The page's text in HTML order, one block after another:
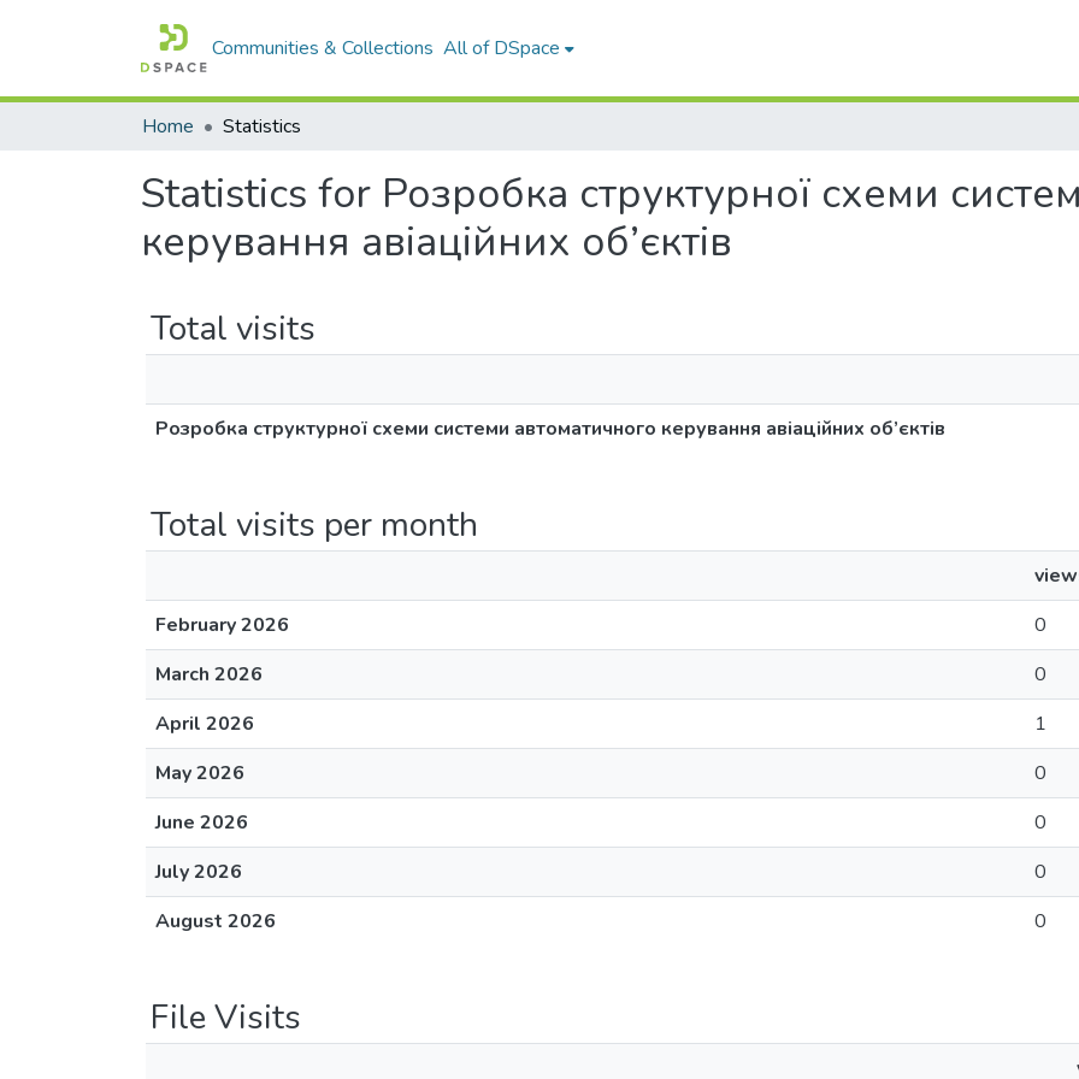
Communities & Collections All of DSpace
Home Statistics
Statistics for Розробка структурної схеми
керування авіаційних об’єктів
Total visits
Розробка структурної схеми системи автоматичного керування авіаційних об’єктів
Total visits per month
February 2026
0
March 2026
0
April 2026
1
May 2026
0
June 2026
0
July 2026
0
August 2026
0
File Visits